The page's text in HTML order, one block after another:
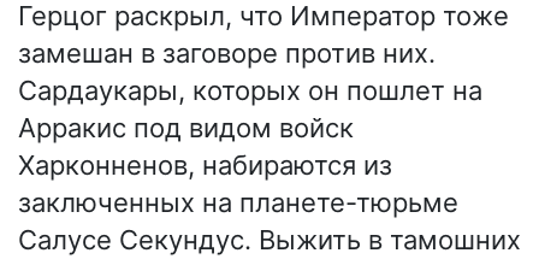
Герцог раскрыл, что Император тоже
замешан в заговоре против них.
Сардаукары, которых он пошлет на
Арракис под видом войск
Харконненов, набираются из
заключенных на планете-тюрьме
Салусе Секундус. Выжить в тамошних